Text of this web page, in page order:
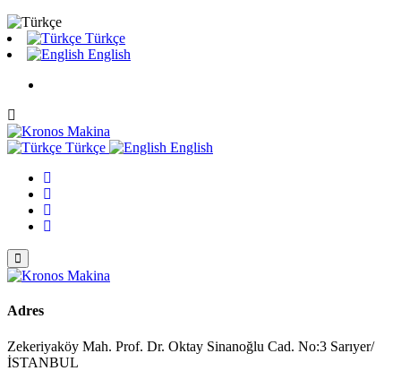
Türkçe
English
Türkçe English
Adres
Zekeriyaköy Mah. Prof. Dr. Oktay Sinanoğlu Cad. No:3 Sarıyer/
İSTANBUL